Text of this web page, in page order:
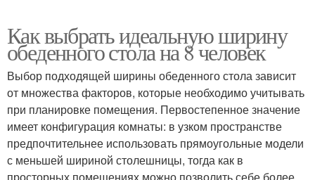
Как выбрать идеальную ширину
обеденного стола на 8 человек
Выбор подходящей ширины обеденного стола зависит
от множества факторов, которые необходимо учитывать
при планировке помещения. Первостепенное значение
имеет конфигурация комнаты: в узком пространстве
предпочтительнее использовать прямоугольные модели
с меньшей шириной столешницы, тогда как в